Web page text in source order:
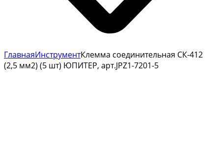
ГлавнаяИнструментКлемма соединительная СК-412
(2,5 мм2) (5 шт) ЮПИТЕР, арт.JPZ1-7201-5